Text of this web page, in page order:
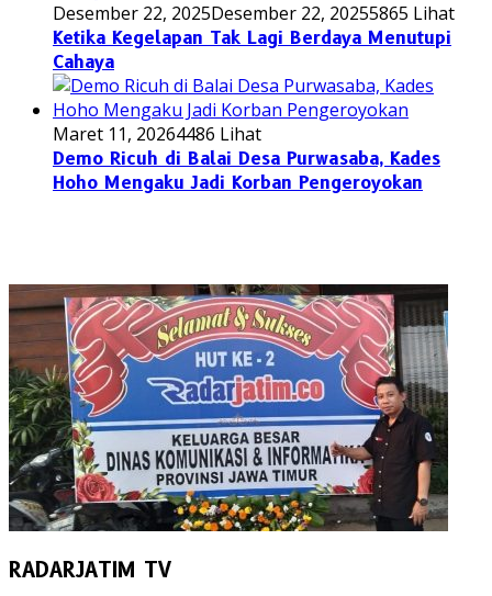
Desember 22, 2025Desember 22, 20255865 Lihat
Ketika Kegelapan Tak Lagi Berdaya Menutupi
Cahaya
Maret 11, 20264486 Lihat
Demo Ricuh di Balai Desa Purwasaba, Kades
Hoho Mengaku Jadi Korban Pengeroyokan
RADARJATIM TV